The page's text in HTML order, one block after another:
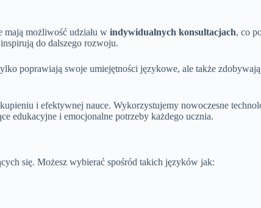
możliwość udziału w indywidualnych konsultacjach, co
do dalszego rozwoju.
poprawiają swoje umiejętności językowe, ale także zdobywają
i efektywnej nauce. Wykorzystujemy nowoczesne
edukacyjne i emocjonalne potrzeby każdego ucznia.
się. Możesz wybierać spośród takich języków jak: